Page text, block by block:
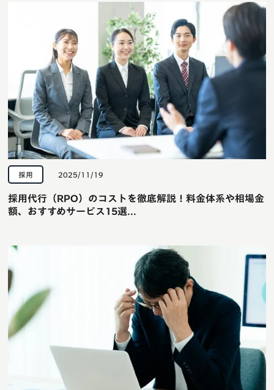
採用 2025/11/19
採用代行（RPO）のコストを徹底解説！料金体系や相場金
額、おすすめサービス15選...